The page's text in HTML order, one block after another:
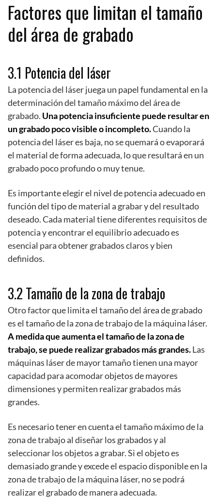
Factores que limitan el tamaño
del área de grabado
3.1 Potencia del láser
La potencia del láser juega un papel fundamental en la
determinación del tamaño máximo del área de
grabado. Una potencia insuficiente puede resultar en
un grabado poco visible o incompleto.Cuando la
potencia del láser es baja, no se quemará o evaporará
el material de forma adecuada, lo que resultará en un
grabado poco profundo o muy tenue.
Es importante elegir el nivel de potencia adecuado en
función del tipo de material a grabar y del resultado
deseado. Cada material tiene diferentes requisitos de
potencia y encontrar el equilibrio adecuado es
esencial para obtener grabados claros y bien
definidos.
3.2 Tamaño de la zona de trabajo
Otro factor que limita el tamaño del área de grabado
es el tamaño de la zona de trabajo de la máquina láser.
A medida que aumenta el tamaño de la zona de
trabajo, se puede realizar grabados más grandes.Las
máquinas láser de mayor tamaño tienen una mayor
capacidad para acomodar objetos de mayores
dimensiones y permiten realizar grabados más
grandes.
Es necesario tener en cuenta el tamaño máximo de la
zona de trabajo al diseñar los grabados y al
seleccionar los objetos a grabar. Si el objeto es
demasiado grande y excede el espacio disponible en la
zona de trabajo de la máquina láser, no se podrá
realizar el grabado de manera adecuada.